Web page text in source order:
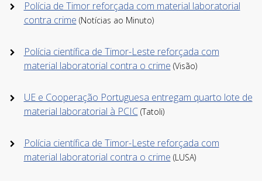
Polícia de Timor reforçada com material laboratorial
contra crime (Notícias ao Minuto)
Polícia científica de Timor-Leste reforçada com
material laboratorial contra o crime (Visão)
UE e Cooperação Portuguesa entregam quarto lote de
material laboratorial à PCIC(Tatoli)
Polícia científica de Timor-Leste reforçada com
material laboratorial contra o crime (LUSA)
Subscreva a nossa
Newsletter!
Fique sempre a par de todas as novidades!